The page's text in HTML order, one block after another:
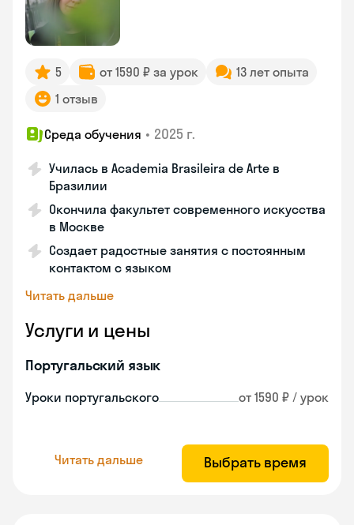
5 от 1590 ₽ за урок
13 лет опыта
1 отзыв
Среда обучения • 2025 г.
Училась в Academia Brasileira de Arte в
Бразилии
Окончила факультет современного искусства
в Москве
Создает радостные занятия с постоянным
контактом с языком
Читать дальше
Услуги и цены
Португальский язык
Уроки португальского от 1590 ₽ / урок
Читать дальше Выбрать время